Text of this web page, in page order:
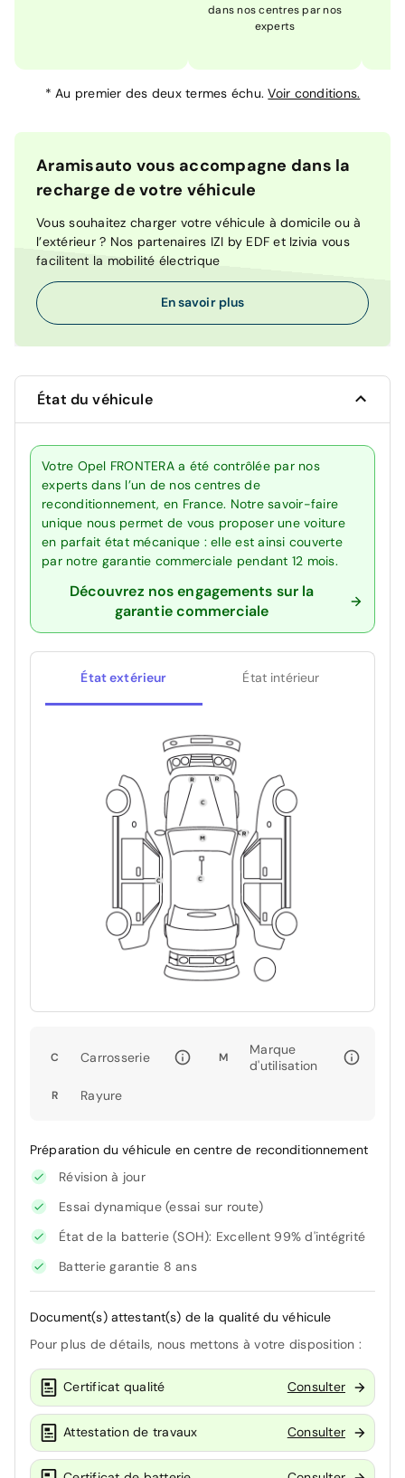
dans nos centres par nos
experts
*Au premier des deux termes échu.Voir conditions.
Aramisauto vous accompagne dans la
recharge de votre véhicule
Vous souhaitez charger votre véhicule à domicile ou à
l’extérieur ? Nos partenaires IZI by EDF et Izivia vous
facilitent la mobilité électrique
En savoir plus
État du véhicule
Votre Opel FRONTERA a été contrôlée par nos
experts dans l’un de nos centres de
reconditionnement, en France. Notre savoir-faire
unique nous permet de vous proposer une voiture
en parfait état mécanique : elle est ainsi couverte
par notre garantie commerciale pendant 12 mois.
Découvrez nos engagements sur la
garantie commerciale
État extérieur État intérieur
C Carrosserie M
Marque
d'utilisation
R Rayure
Préparation du véhicule en centre de reconditionnement
Révision à jour
Essai dynamique (essai sur route)
État de la batterie (SOH): Excellent 99% d'intégrité
Batterie garantie 8 ans
Document(s) attestant(s) de la qualité du véhicule
Pour plus de détails, nous mettons à votre disposition :
Certificat qualité Consulter
Attestation de travaux Consulter